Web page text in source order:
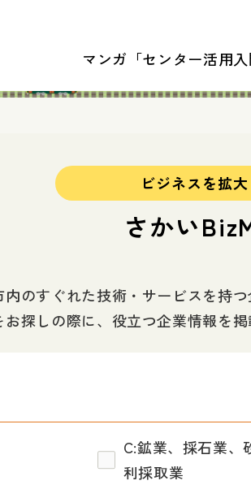
マンガ「センター活用入
ビジネスを拡
さかい
内のすぐれた技術・サービスを持
探しの際に、役立つ企業情報を
C:鉱業、採石業、
利採取業